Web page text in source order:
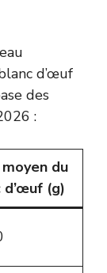
d’œuf
des
:
du
d’œuf (g)